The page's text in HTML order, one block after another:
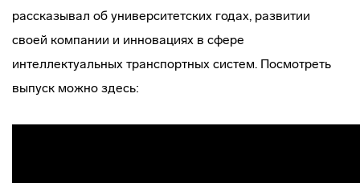
рассказывал об университетских годах, развитии
своей компании и инновациях в сфере
интеллектуальных транспортных систем. Посмотреть
выпуск можно здесь: